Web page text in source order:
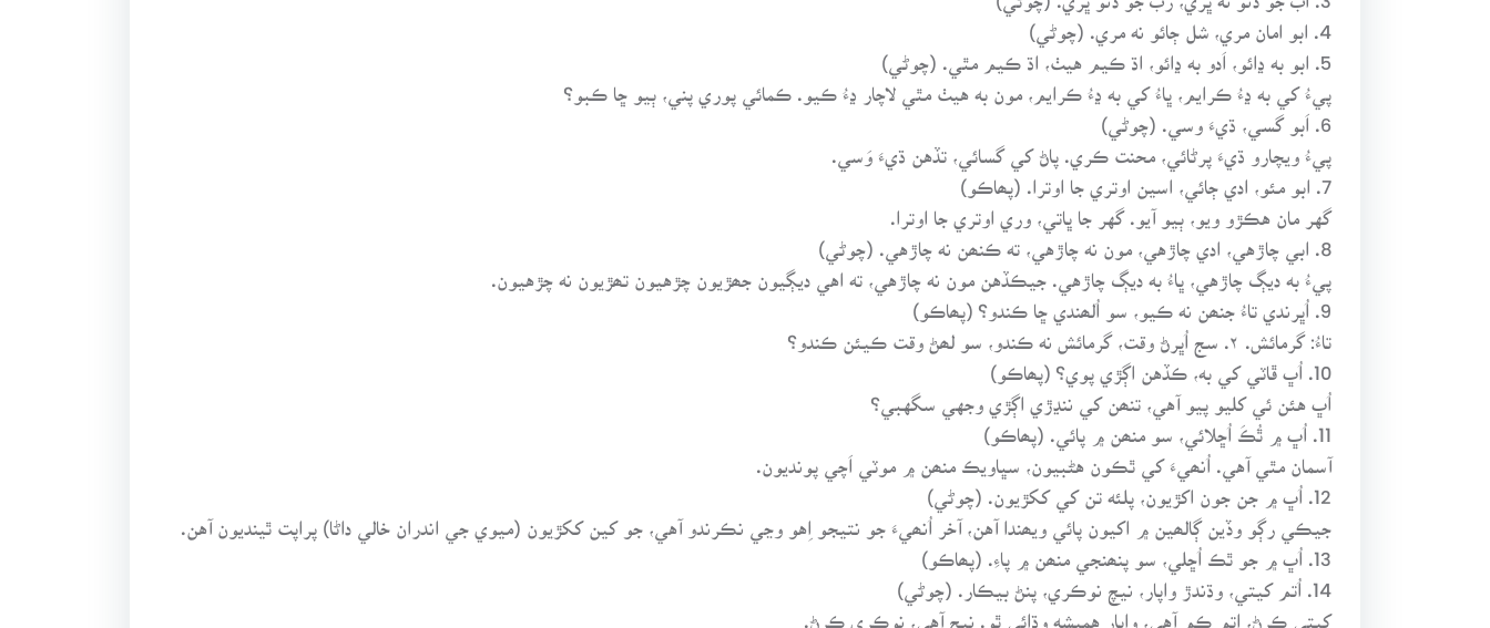
4. ابو امان مري، شل ڄائو نه مري. (چوڻي)
5. ابو به ڍائو، اَدو به ڍائو، اڌ ڪيم هيٺ، اڌ ڪيم مٿي. (چوڻي)
پيءُ کي به ڍءُ ڪرايم، ڀاءُ کي به ڍءُ ڪرايم، مون به هيٺ مٿي لاچار ڍءُ ڪيو. ڪمائي پوري پني، ٻيو ڇا ڪبو؟
6. اَبو گسي، ڌيءَ وسي. (چوڻي)
پيءُ ويچارو ڌيءَ پرڻائي، محنت ڪري. پاڻ کي گسائي، تڏهن ڌيءَ وَسي.
7. ابو مئو، ادي ڄائي، اسين اوتري جا اوترا. (پھاڪو)
گهر مان هڪڙو ويو، ٻيو آيو. گهر جا ڀاتي، وري اوتري جا اوترا.
8. ابي چاڙهي، ادي چاڙهي، مون نه چاڙهي، ته ڪنھن نه چاڙهي. (چوڻي)
پيءُ به ديڳ چاڙهي، ڀاءُ به ديڳ چاڙهي. جيڪڏهن مون نه چاڙهي، ته اهي ديڳيون جھڙيون چڙهيون تھڙيون نه چڙهيون.
9. اُڀرندي تاءُ جنھن نه ڪيو، سو اُلھندي ڇا ڪندو؟ (پھاڪو)
تاءُ: گرمائش. ۲. سج اُڀرڻ وقت، گرمائش نه ڪندو، سو لھڻ وقت ڪيئن ڪندو؟
10. اُڀ ڦاٽي کي به، ڪڏهن اڳڙي پوي؟ (پھاڪو)
اُڀ هئن ئي کليو پيو آهي، تنھن کي ننڍڙي اڳڙي وجهي سگهبي؟
11. اُڀ ۾ ٿُڪَ اُڇلائي، سو منھن ۾ پائي. (پھاڪو)
آسمان مٿي آهي. اُنھيءَ کي ٿڪون هڻبيون، سڀاويڪ منھن ۾ موٽي اَچي پونديون.
12. اُڀ ۾ جن جون اکڙيون، پلئه تن کي ککڙيون. (چوڻي)
جيڪي رڳو وڏين ڳالھين ۾ اکيون پائي ويھندا آهن، آخر اُنھيءَ جو نتيجو اِهو وڃي نڪرندو آهي، جو کين ککڙيون (ميوي جي اندران خالي داڻا) پراپت ٿينديون آهن.
13. اُڀ ۾ جو ٿڪ اُڇلي، سو پنھنجي منھن ۾ پاءِ. (پھاڪو)
14. اُتم کيتي، وڌندڙ واپار، نيچ نوڪري، پنڻ بيڪار. (چوڻي)
کيتي ڪرڻ، اتم ڪم آهي، واپار هميشه وڌائي ٿو. نيچ آهي، نوڪري ڪرڻ.